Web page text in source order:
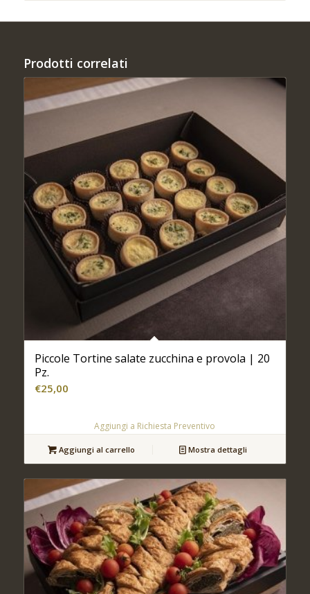
Prodotti correlati
Piccole Tortine salate zucchina e provola | 20
Pz.
€25,00
Aggiungi a Richiesta Preventivo
Aggiungi al carrello Mostra dettagli